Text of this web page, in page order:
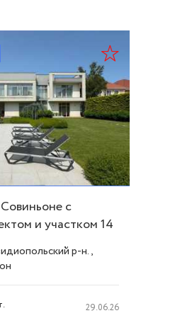
с
и участком 14
р-н.,
29.06.26